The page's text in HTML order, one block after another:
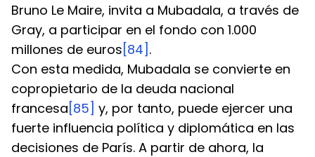
Bruno Le Maire, invita a Mubadala, a través de
Gray, a participar en el fondo con 1.000
millones de euros [84] .
Con esta medida, Mubadala se convierte en
copropietario de la deuda nacional
francesa [85] y, por tanto, puede ejercer una
fuerte influencia política y diplomática en las
decisiones de París. A partir de ahora, la